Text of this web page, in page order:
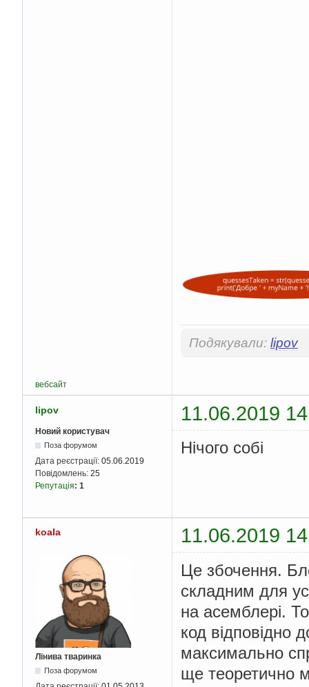
Подякували: lipov
вебсайт
lipov 11.06.2019
Новий користувач
Поза форумом
Дата реєстрації: 05.06.2019
Повідомлень: 25
Репутація: 1
Нічого собі
koala 11.06.2019
Лінива тваринка
Поза форумом
Це збочення.
складним для
на асемблері.
код відповідно
максимально
ще теоретично